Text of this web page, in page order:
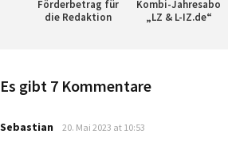
Förderbetrag für
die Redaktion
Kombi-Jahresabo
„LZ & L-IZ.de“
Es gibt 7 Kommentare
Sebastian says:
20. Mai 2023 at 10:53